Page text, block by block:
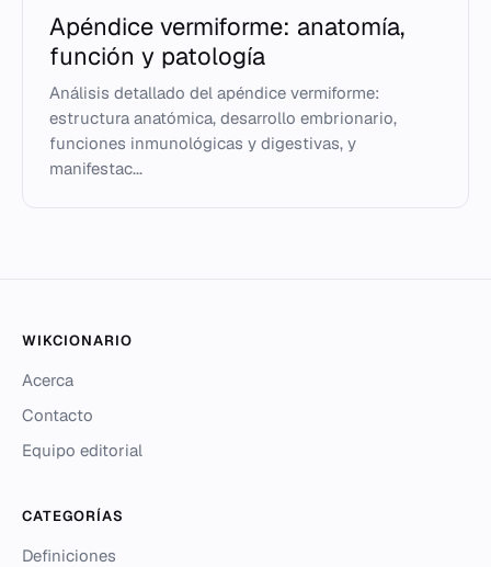
Apéndice vermiforme: anatomía,
función y patología
Análisis detallado del apéndice vermiforme:
estructura anatómica, desarrollo embrionario,
funciones inmunológicas y digestivas, y
manifestac...
WIKCIONARIO
Acerca
Contacto
Equipo editorial
CATEGORÍAS
Definiciones